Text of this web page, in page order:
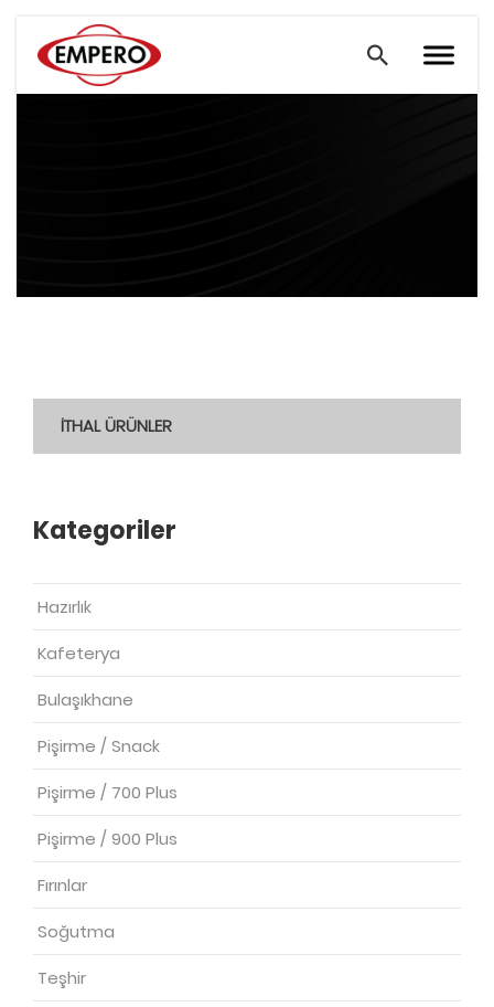
İTHAL ÜRÜNLER
Kategoriler
Hazırlık
Kafeterya
Bulaşıkhane
Pişirme / Snack
Pişirme / 700 Plus
Pişirme / 900 Plus
Fırınlar
Soğutma
Teşhir